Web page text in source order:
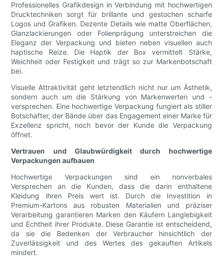
Professionelles Grafikdesign in Verbindung mit hochwertigen
Drucktechniken sorgt für brillante und gestochen scharfe
Logos und Grafiken. Dezente Details wie matte Oberflächen,
Glanzlackierungen oder Folienprägung unterstreichen die
Eleganz der Verpackung und bieten neben visuellen auch
haptische Reize. Die Haptik der Box vermittelt Stärke,
Weichheit oder Festigkeit und trägt so zur Markenbotschaft
bei.
Visuelle Attraktivität geht letztendlich nicht nur um Ästhetik,
sondern auch um die Stärkung von Markenwerten und -
versprechen. Eine hochwertige Verpackung fungiert als stiller
Botschafter, der Bände über das Engagement einer Marke für
Exzellenz spricht, noch bevor der Kunde die Verpackung
öffnet.
Vertrauen und Glaubwürdigkeit durch hochwertige
Verpackungen aufbauen
Hochwertige Verpackungen sind ein nonverbales
Versprechen an die Kunden, dass die darin enthaltene
Kleidung ihren Preis wert ist. Durch die Investition in
Premium-Kartons aus robusten Materialien und präziser
Verarbeitung garantieren Marken den Käufern Langlebigkeit
und Echtheit ihrer Produkte. Diese Garantie ist entscheidend,
da sie die Bedenken der Verbraucher hinsichtlich der
Zuverlässigkeit und des Wertes des gekauften Artikels
mindert.